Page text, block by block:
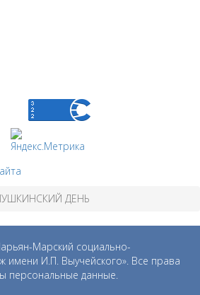
ДЕНЬ
Марский социально-
имени И.П. Выучейского». Все права
данные.